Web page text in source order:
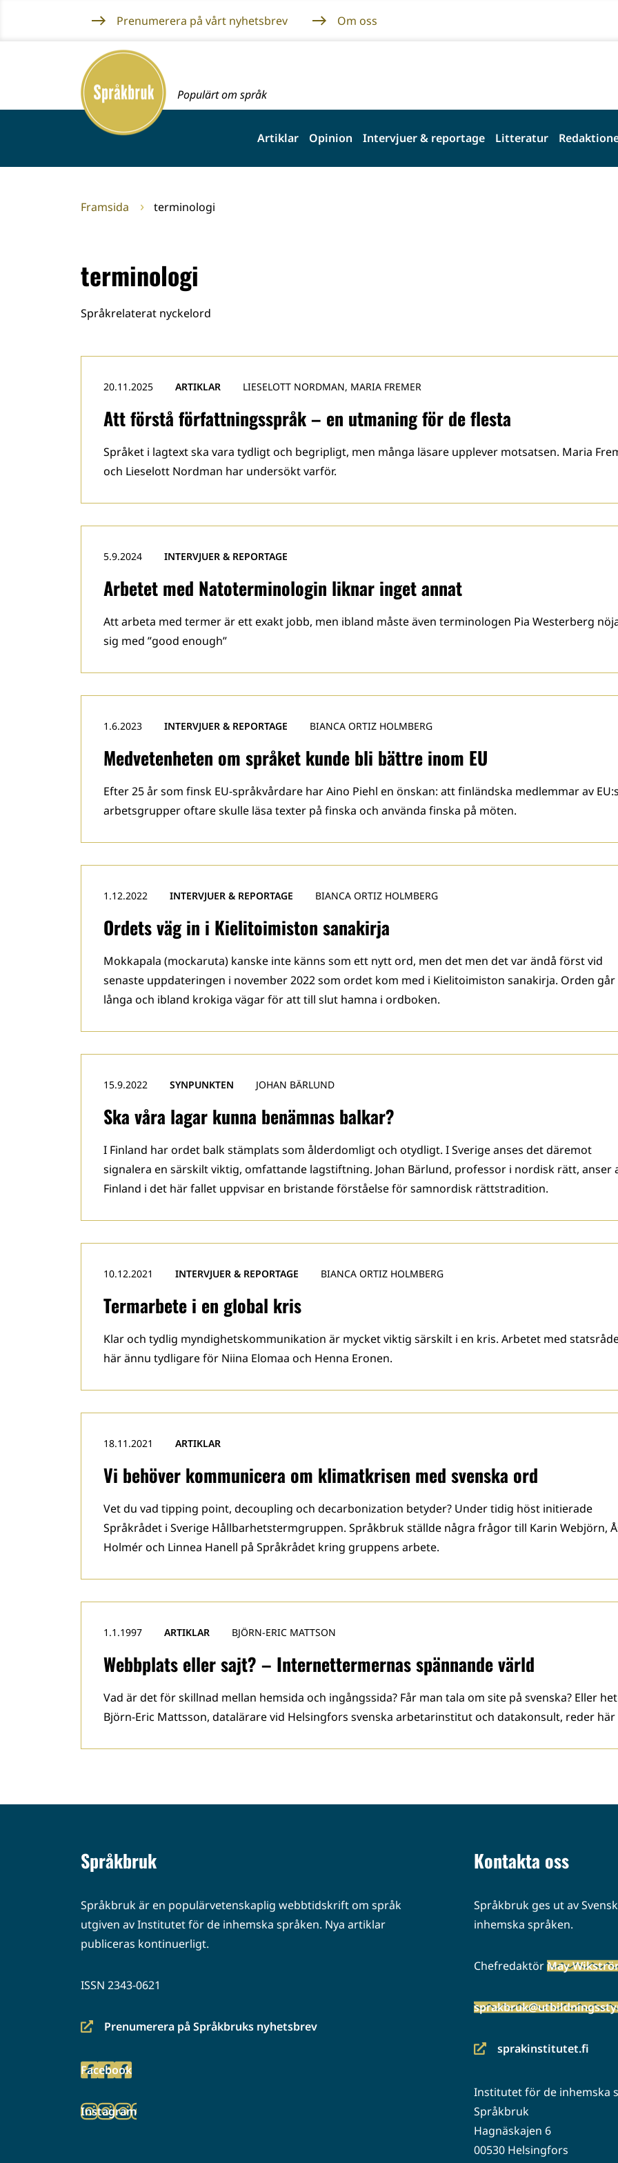
innehållet
Prenumerera på vårt nyhetsbrev Om oss
Framsida
Populärt om språk
Artiklar Opinion Intervjuer & reportage Litteratur
Framsida terminologi
terminologi
Språkrelaterat nyckelord
Att förstå författningsspråk – en utmaning för de flesta
20.11.2025 ARTIKLAR LIESELOTT NORDMAN, MARIA FREMER
Språket i lagtext ska vara tydligt och begripligt, men många läsare upplever motsatsen. Maria
och Lieselott Nordman har undersökt varför.
Arbetet med Natoterminologin liknar inget annat
5.9.2024 INTERVJUER & REPORTAGE
Att arbeta med termer är ett exakt jobb, men ibland måste även terminologen Pia Westerberg
sig med ”good enough”
Medvetenheten om språket kunde bli bättre inom EU
1.6.2023 INTERVJUER & REPORTAGE BIANCA ORTIZ HOLMBERG
Efter 25 år som finsk EU-språkvårdare har Aino Piehl en önskan: att finländska medlemmar av
arbetsgrupper oftare skulle läsa texter på finska och använda finska på möten.
Ordets väg in i Kielitoimiston sanakirja
1.12.2022 INTERVJUER & REPORTAGE BIANCA ORTIZ HOLMBERG
Mokkapala (mockaruta) kanske inte känns som ett nytt ord, men det men det var ändå först vid
senaste uppdateringen i november 2022 som ordet kom med i Kielitoimiston sanakirja. Orden går
långa och ibland krokiga vägar för att till slut hamna i ordboken.
Ska våra lagar kunna benämnas balkar?
15.9.2022 SYNPUNKTEN JOHAN BÄRLUND
I Finland har ordet balk stämplats som ålderdomligt och otydligt. I Sverige anses det däremot
signalera en särskilt viktig, omfattande lagstiftning. Johan Bärlund, professor i nordisk rätt, anser
Finland i det här fallet uppvisar en bristande förståelse för samnordisk rättstradition.
Termarbete i en global kris
10.12.2021 INTERVJUER & REPORTAGE BIANCA ORTIZ HOLMBERG
Klar och tydlig myndighetskommunikation är mycket viktig särskilt i en kris. Arbetet med
här ännu tydligare för Niina Elomaa och Henna Eronen.
Vi behöver kommunicera om klimatkrisen med svenska ord
18.11.2021 ARTIKLAR
Vet du vad tipping point, decoupling och decarbonization betyder? Under tidig höst initierade
Språkrådet i Sverige Hållbarhetstermgruppen. Språkbruk ställde några frågor till Karin Webjörn,
Holmér och Linnea Hanell på Språkrådet kring gruppens arbete.
Webbplats eller sajt? – Internettermernas spännande värld
1.1.1997 ARTIKLAR BJÖRN-ERIC MATTSON
Vad är det för skillnad mellan hemsida och ingångssida? Får man tala om site på svenska? Eller
Björn-Eric Mattsson, datalärare vid Helsingfors svenska arbetarinstitut och datakonsult, reder
Språkbruk
Språkbruk är en populärvetenskaplig webbtidskrift om språk
utgiven av Institutet för de inhemska språken. Nya artiklar
publiceras kontinuerligt.
ISSN 2343-0621
Prenumerera på Språkbruks nyhetsbrev
(siirryt
palveluun)
Facebook
(siirryt
palveluun)
Instagram
(siirryt
Kontakta oss
Språkbruk ges ut av
inhemska språken.
ChefredaktörMay
sprakinstitutet.fi
(siirryt
palveluun)
Institutet för de inhemska
Språkbruk
Hagnäskajen 6
00530 Helsingfors